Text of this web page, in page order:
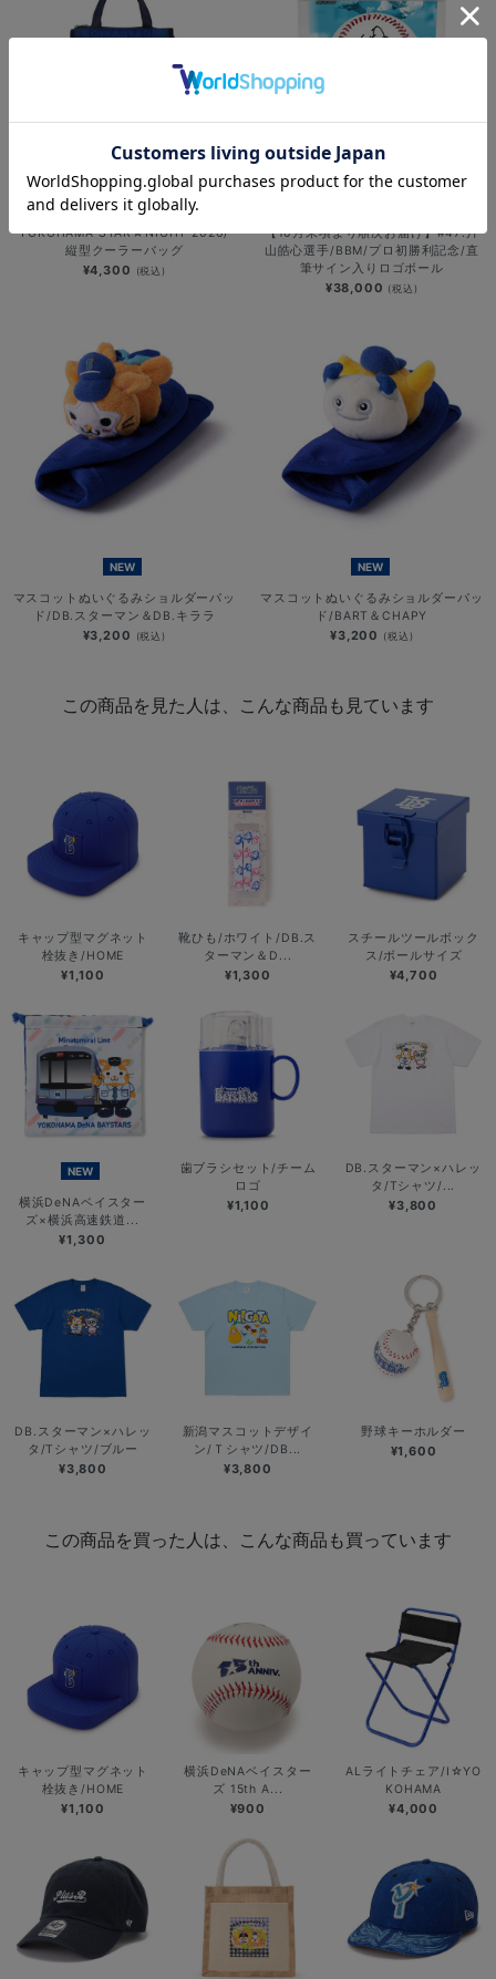
NEW
YOKOHAMA STAR☆NIGHT 2026/
縦型クーラーバッグ
¥4,300 (税込)
【10月末頃より順次お届け】#47:片
山皓心選手/BBM/プロ初勝利記念/直
筆サイン入りロゴボール
¥38,000 (税込)
NEW
マスコットぬいぐるみショルダーパッ
ド/DB.スターマン＆DB.キララ
¥3,200 (税込)
NEW
マスコットぬいぐるみショルダーパッ
ド/BART＆CHAPY
¥3,200 (税込)
この商品を見た人は、こんな商品も見ています
キャップ型マグネット
栓抜き/HOME
¥1,100
靴ひも/ホワイト/DB.ス
ターマン＆D...
¥1,300
スチールツールボック
ス/ボールサイズ
¥4,700
NEW
横浜DeNAベイスター
ズ×横浜高速鉄道...
¥1,300
歯ブラシセット/チーム
ロゴ
¥1,100
DB.スターマン×ハレッ
タ/Tシャツ/...
¥3,800
DB.スターマン×ハレッ
タ/Tシャツ/ブルー
¥3,800
新潟マスコットデザイ
ン/Ｔシャツ/DB...
¥3,800
野球キーホルダー
¥1,600
この商品を買った人は、こんな商品も買っています
キャップ型マグネット
栓抜き/HOME
¥1,100
横浜DeNAベイスター
ズ 15th A...
¥900
ALライトチェア/I☆YO
KOHAMA
¥4,000